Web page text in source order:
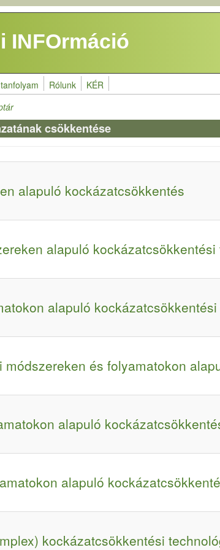
INFOrmáció
Rólunk KÉR
csökkentése
alapuló kockázatcsökkentés
alapuló
alapuló
módszereken és folyamatokon
alapuló
alapuló
kockázatcsökkentési